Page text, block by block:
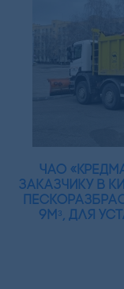
ЧАО
заказчику в
9мᵌ, для